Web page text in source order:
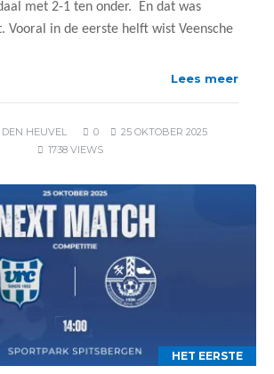
met 2-1 ten onder. En dat was
Vooral in de eerste helft wist Veensche
Lees meer
HEUVEL 0
25 OKTOBER 2025
1738 VIEWS
HET EERSTE